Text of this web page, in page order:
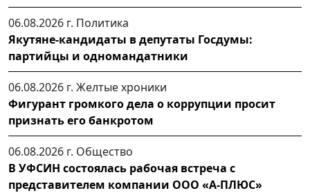
06.08.2026 г. Политика
Якутяне-кандидаты в депутаты Госдумы:
партийцы и одномандатники
06.08.2026 г. Желтые хроники
Фигурант громкого дела о коррупции просит
признать его банкротом
06.08.2026 г. Общество
В УФСИН состоялась рабочая встреча с
представителем компании ООО «А-ПЛЮС»